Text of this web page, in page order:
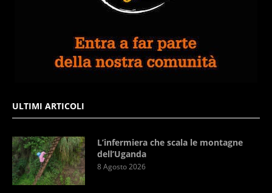
ULTIMI ARTICOLI
L’infermiera che scala le montagne
dell’Uganda
8 Agosto 2026